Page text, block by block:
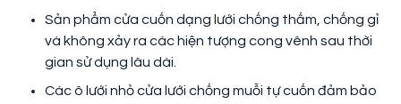
Sản phẩm cửa cuốn dạng lưới chống thấm, chống gỉ
và không xảy ra các hiện tượng cong vênh sau thời
gian sử dụng lâu dài.
Các ô lưới nhỏ cửa lưới chống muỗi tự cuốn đảm bảo